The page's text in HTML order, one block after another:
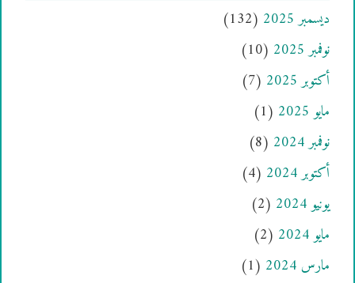
ديسمبر 2025
(132)
نوفمبر 2025
(10)
أكتوبر 2025
(7)
مايو 2025
(1)
نوفمبر 2024
(8)
أكتوبر 2024
(4)
يونيو 2024
(2)
مايو 2024
(2)
مارس 2024
(1)